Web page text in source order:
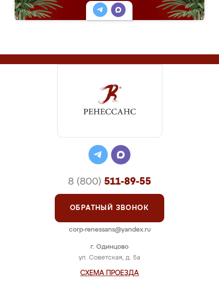
г. Одинцово
ул. Советская, д. 5а
СХЕМА ПРОЕЗДА
8 (800) 511-89-55
ОБРАТНЫЙ ЗВОНОК
corp-renessans@yandex.ru